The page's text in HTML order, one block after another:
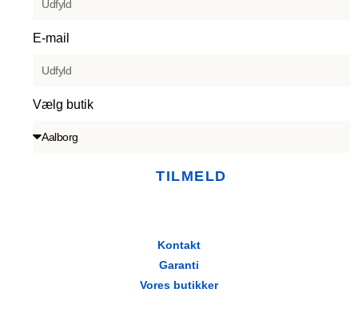
E-mail
Vælg butik
TILMELD
Kontakt
Garanti
Vores butikker